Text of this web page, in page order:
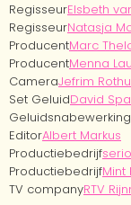
RegisseurElsbeth
RegisseurNatasja
ProducentMarc
ProducentMenna
CameraJefrim
Set GeluidDavid
Geluidsnabewerking
EditorAlbert Markus
Productiebedrijf
ProductiebedrijfMint
TV companyRTV